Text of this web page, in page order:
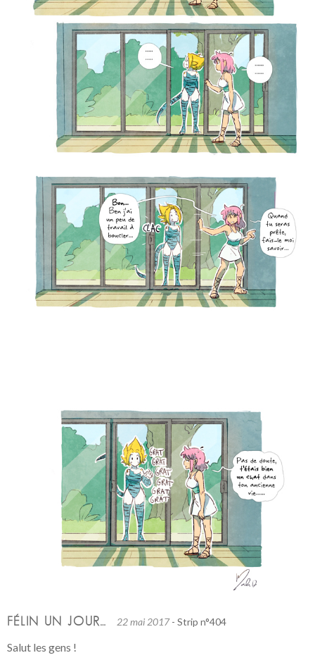
FÉLIN UN JOUR… 22 mai 2017- Strip n°404
Salut les gens !